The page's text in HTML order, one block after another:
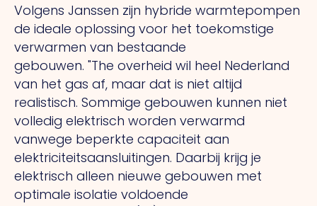
Volgens Janssen zijn hybride warmtepompen
de ideale oplossing voor het toekomstige
verwarmen van bestaande
gebouwen. "The overheid wil heel Nederland
van het gas af, maar dat is niet altijd
realistisch. Sommige gebouwen kunnen niet
volledig elektrisch worden verwarmd
vanwege beperkte capaciteit aan
elektriciteitsaansluitingen. Daarbij krijg je
elektrisch alleen nieuwe gebouwen met
optimale isolatie voldoende